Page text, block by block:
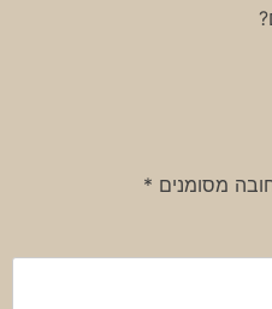
מסומנים *